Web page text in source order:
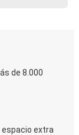
de 8.000
espacio extra